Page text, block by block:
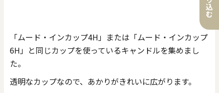
カテゴリから探す
#タグから探す
「ムード・インカップ4H」または「ムード・インカップ
6H」と同じカップを使っているキャンドルを集めまし
た。
透明なカップなので、あかりがきれいに広がります。
込
む